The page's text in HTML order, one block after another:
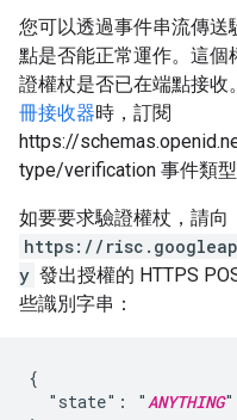
您可以透過事件串流傳
點是否能正常運作。這
證權杖是否已在端點接收
冊接收器時，訂閱
https://
type/verification 事件類型
如要要求驗證權杖，請向
https://
y 發出授權的 HTTPS
些識別字串：
{
  "state": "
ANYTHING"